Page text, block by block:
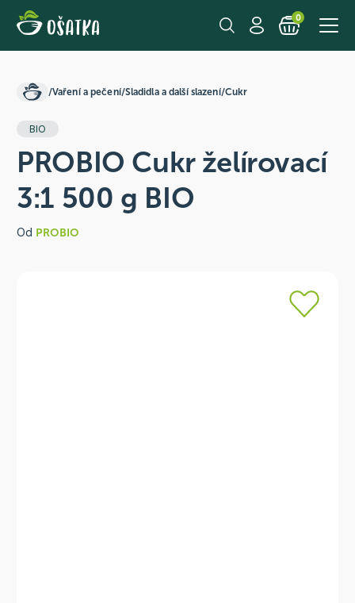
0
/Vaření a pečení/Sladidla a další slazení/Cukr
BIO
PROBIO Cukr želírovací
3:1 500 g BIO
Od PROBIO